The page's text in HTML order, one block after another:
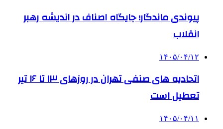
پیوندی ماندگار؛ جایگاه اصناف در اندیشه رهبر
انقلاب
۱۴۰۵/۰۴/۱۲
اتحادیه های صنفی تهران در روزهای ۱۳ تا ۱۶ تیر
تعطیل است
۱۴۰۵/۰۴/۱۱